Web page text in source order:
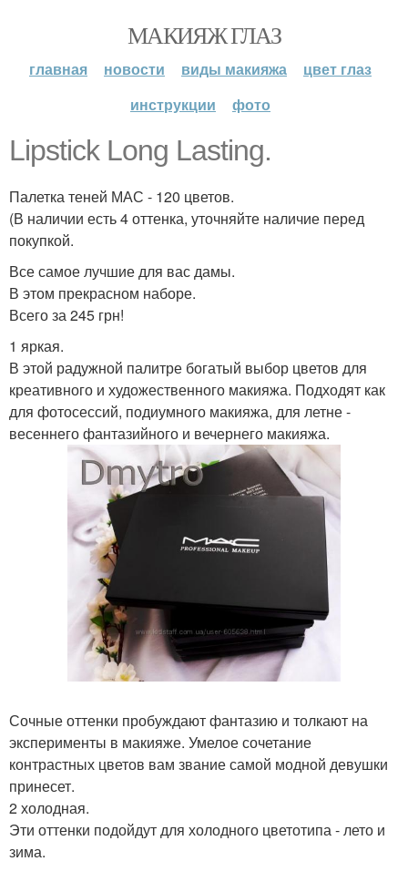
МАКИЯЖ ГЛАЗ
главная новости виды макияжа
цвет глаз
инструкции
фото
Lipstick Long Lasting.
Палетка теней МАС - 120 цветов.
(В наличии есть 4 оттенка, уточняйте наличие перед
покупкой.
Все самое лучшие для вас дамы.
В этом прекрасном наборе.
Всего за 245 грн!
1 яркая.
В этой радужной палитре богатый выбор цветов для
креативного и художественного макияжа. Подходят как
для фотосессий, подиумного макияжа, для летне -
весеннего фантазийного и вечернего макияжа.
Сочные оттенки пробуждают фантазию и толкают на
эксперименты в макияже. Умелое сочетание
контрастных цветов вам звание самой модной девушки
принесет.
2 холодная.
Эти оттенки подойдут для холодного цветотипа - лето и
зима.